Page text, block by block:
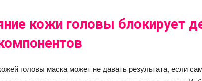
кожи головы блокирует
головы маска может не давать результата, если